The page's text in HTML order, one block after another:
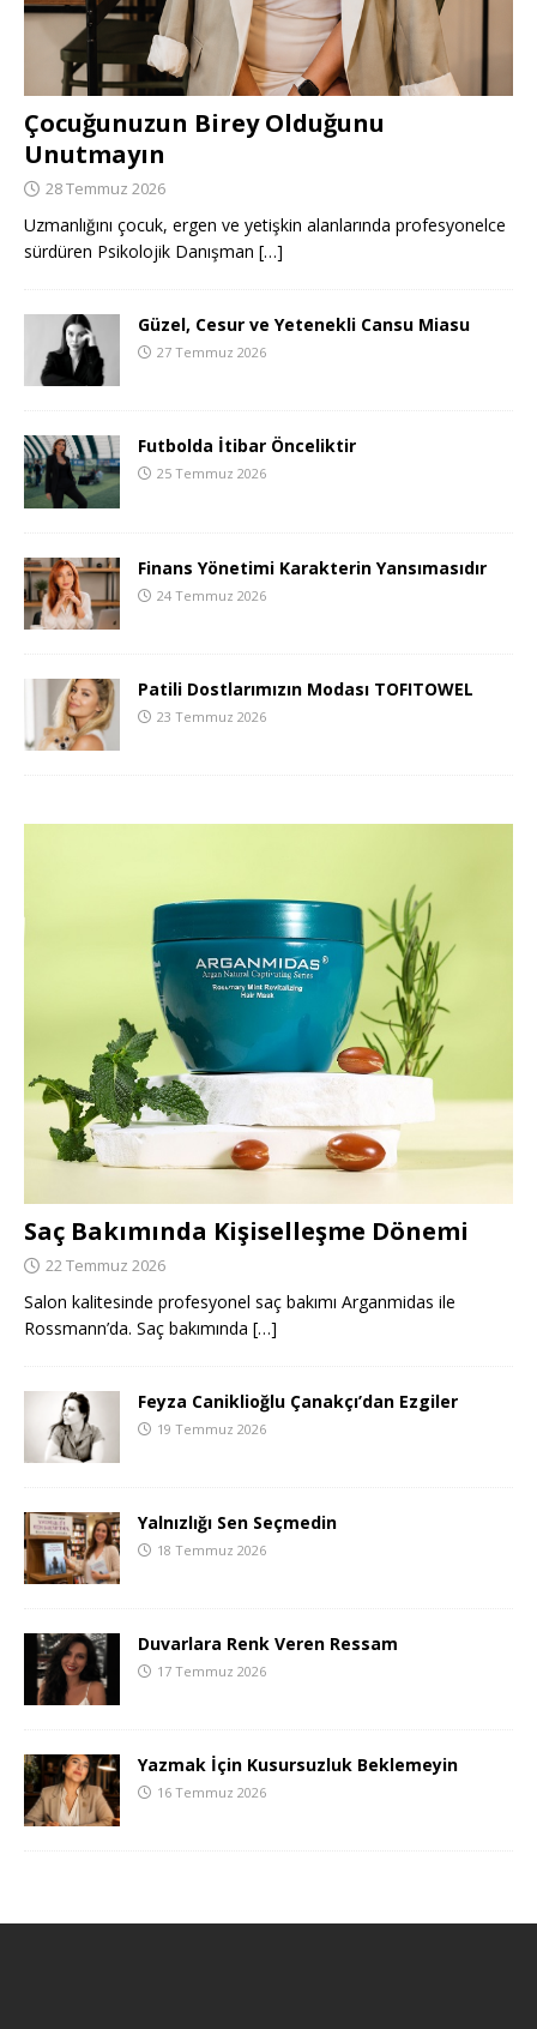
Çocuğunuzun Birey Olduğunu
Unutmayın
28 Temmuz 2026
Uzmanlığını çocuk, ergen ve yetişkin alanlarında profesyonelce
sürdüren Psikolojik Danışman […]
Güzel, Cesur ve Yetenekli Cansu Miasu
27 Temmuz 2026
Futbolda İtibar Önceliktir
25 Temmuz 2026
Finans Yönetimi Karakterin Yansımasıdır
24 Temmuz 2026
Patili Dostlarımızın Modası TOFITOWEL
23 Temmuz 2026
Saç Bakımında Kişiselleşme Dönemi
22 Temmuz 2026
Salon kalitesinde profesyonel saç bakımı Arganmidas ile
Rossmann’da. Saç bakımında […]
Feyza Caniklioğlu Çanakçı’dan Ezgiler
19 Temmuz 2026
Yalnızlığı Sen Seçmedin
18 Temmuz 2026
Duvarlara Renk Veren Ressam
17 Temmuz 2026
Yazmak İçin Kusursuzluk Beklemeyin
16 Temmuz 2026